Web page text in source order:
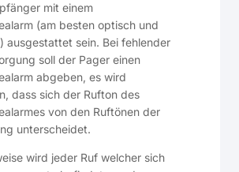
mit einem
(am besten optisch und
ausgestattet sein. Bei fehlender
soll der Pager einen
abgeben, es wird
dass sich der Rufton des
von den Ruftönen der
unterscheidet.
wird jeder Ruf welcher sich